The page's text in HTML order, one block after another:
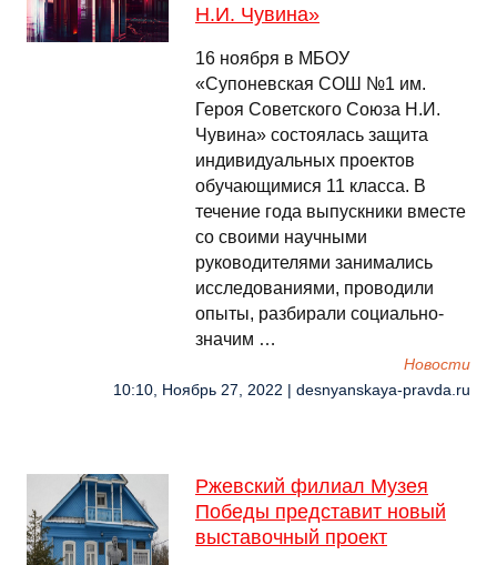
Н.И. Чувина»
16 ноября в МБОУ
«Супоневская СОШ №1 им.
Героя Советского Союза Н.И.
Чувина» состоялась защита
индивидуальных проектов
обучающимися 11 класса. В
течение года выпускники вместе
со своими научными
руководителями занимались
исследованиями, проводили
опыты, разбирали социально-
значим …
Новости
10:10, Ноябрь 27, 2022 | desnyanskaya-pravda.ru
Ржевский филиал Музея
Победы представит новый
выставочный проект